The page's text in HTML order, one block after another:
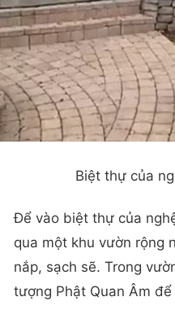
Biệt thự của
Để vào biệt thự của
qua một khu vườn rộng
nắp, sạch sẽ. Trong
tượng Phật Quan Âm